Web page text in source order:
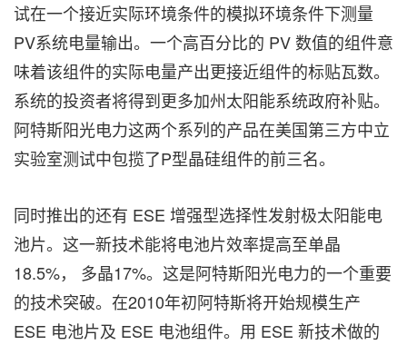
试在一个接近实际环境条件的模拟环境条件下测量
PV系统电量输出。一个高百分比的 PV 数值的组件意
味着该组件的实际电量产出更接近组件的标贴瓦数。
系统的投资者将得到更多加州太阳能系统政府补贴。
阿特斯阳光电力这两个系列的产品在美国第三方中立
实验室测试中包揽了P型晶硅组件的前三名。
同时推出的还有 ESE 增强型选择性发射极太阳能电
池片。这一新技术能将电池片效率提高至单晶
18.5%， 多晶17%。这是阿特斯阳光电力的一个重要
的技术突破。在2010年初阿特斯将开始规模生产
ESE 电池片及 ESE 电池组件。用 ESE 新技术做的